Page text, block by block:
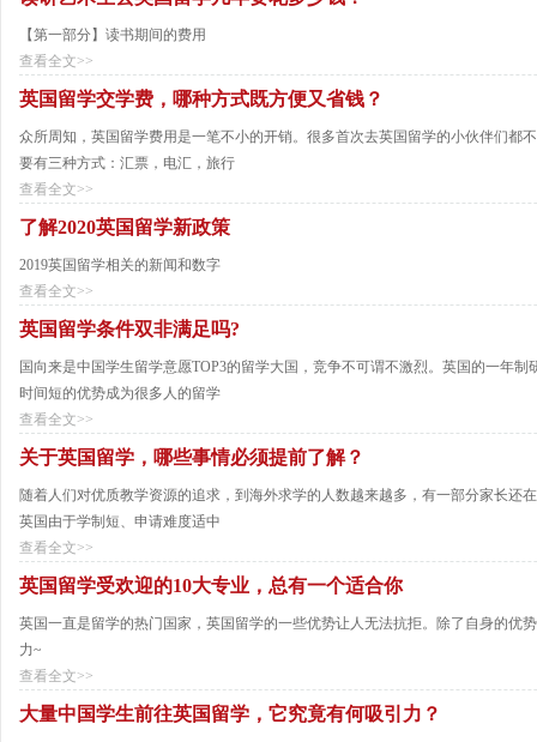
【第一部分】读书期间的费用
查看全文>>
英国留学交学费，哪种方式既方便又省钱？
众所周知，英国留学费用是一笔不小的开销。很多首次去英国留学的小伙伴们都
要有三种方式：汇票，电汇，旅行
查看全文>>
了解2020英国留学新政策
2019英国留学相关的新闻和数字
查看全文>>
英国留学条件双非满足吗?
国向来是中国学生留学意愿TOP3的留学大国，竞争不可谓不激烈。英国的一年
时间短的优势成为很多人的留学
查看全文>>
关于英国留学，哪些事情必须提前了解？
随着人们对优质教学资源的追求，到海外求学的人数越来越多，有一部分家长还
英国由于学制短、申请难度适中
查看全文>>
英国留学受欢迎的10大专业，总有一个适合你
英国一直是留学的热门国家，英国留学的一些优势让人无法抗拒。除了自身的优
力~
查看全文>>
大量中国学生前往英国留学，它究竟有何吸引力？